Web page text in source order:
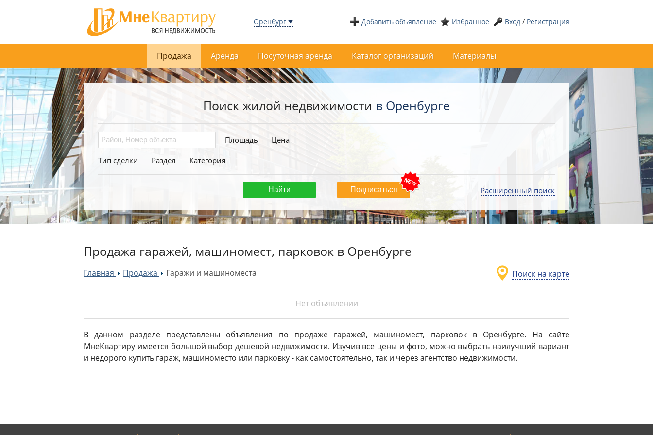
Оренбург Добавить объявление Избранное Вход / Регистрация
Продажа Аренда Посуточная аренда Каталог организаций Материалы
Поиск жилой недвижимости в Оренбурге
Площадь Цена
Тип сделки Раздел Категория
Подписаться Расширенный поиск
Продажа гаражей, машиномест, парковок в Оренбурге
Поиск на карте
Главная »Продажа »Гаражи и машиноместа
Нет объявлений
В данном разделе представлены объявления по продаже гаражей, машиномест, парковок в Оренбурге. На сайте
МнеКвартиру имеется большой выбор дешевой недвижимости. Изучив все цены и фото, можно выбрать наилучший вариант
и недорого купить гараж, машиноместо или парковку - как самостоятельно, так и через агентство недвижимости.